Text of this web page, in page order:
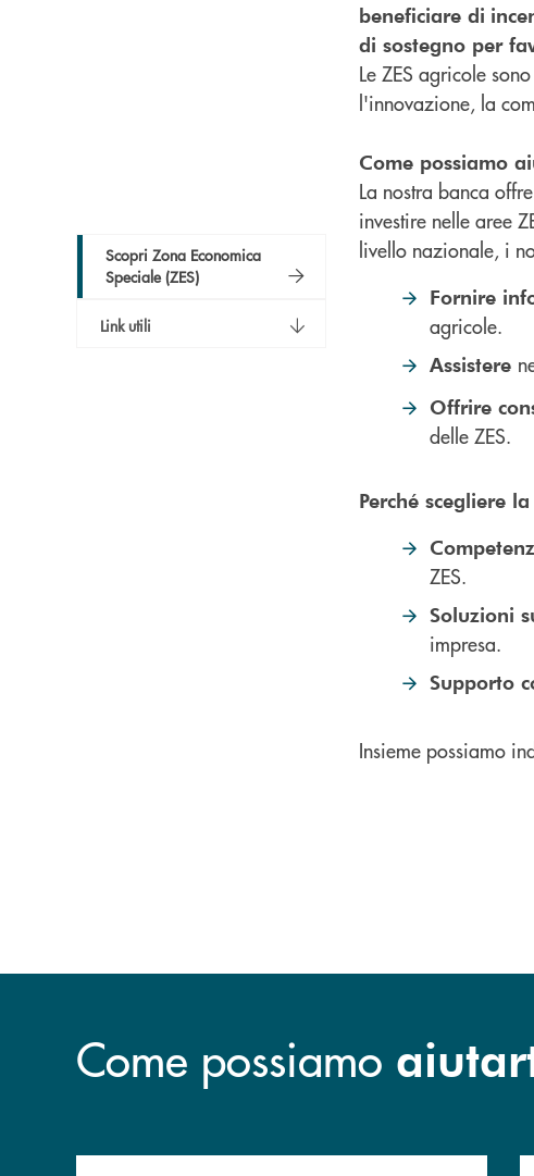
Scopri Zona Economica
Speciale (ZES)
Link utili
beneficiare di
di sostegno per
Le ZES agricole
l'innovazione, la
Come possiamo
La nostra banca
investire nelle aree
livello nazionale, i
Fornire
agricole.
Assistere
Offrire
delle ZES.
Perché scegliere
ZES.
Soluzioni
impresa.
Supporto
Insieme possiamo
Come possiamo